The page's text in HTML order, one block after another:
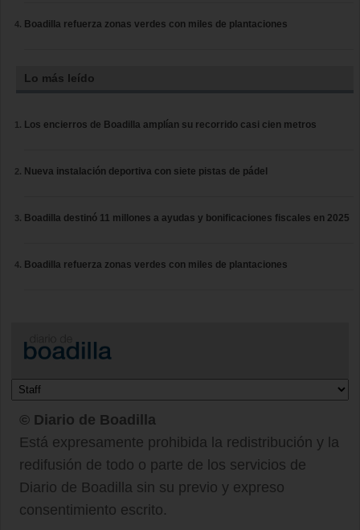
Boadilla refuerza zonas verdes con miles de plantaciones
Lo más leído
Los encierros de Boadilla amplían su recorrido casi cien metros
Nueva instalación deportiva con siete pistas de pádel
Boadilla destinó 11 millones a ayudas y bonificaciones fiscales en 2025
Boadilla refuerza zonas verdes con miles de plantaciones
© Diario de Boadilla
Está expresamente prohibida la redistribución y la
redifusión de todo o parte de los servicios de
Diario de Boadilla sin su previo y expreso
consentimiento escrito.